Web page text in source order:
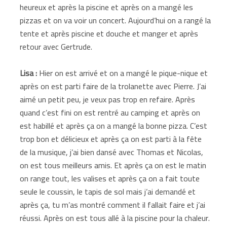
heureux et après la piscine et après on a mangé les
pizzas et on va voir un concert. Aujourd’hui on a rangé la
tente et après piscine et douche et manger et après
retour avec Gertrude.
Lisa :Hier on est arrivé et on a mangé le pique-nique et
après on est parti faire de la trolanette avec Pierre. J’ai
aimé un petit peu, je veux pas trop en refaire. Après
quand c’est fini on est rentré au camping et après on
est habillé et après ça on a mangé la bonne pizza. C’est
trop bon et délicieux et après ça on est parti à la fête
de la musique, j’ai bien dansé avec Thomas et Nicolas,
on est tous meilleurs amis. Et après ça on est le matin
on range tout, les valises et après ça on a fait toute
seule le coussin, le tapis de sol mais j’ai demandé et
après ça, tu m’as montré comment il fallait faire et j’ai
réussi. Après on est tous allé à la piscine pour la chaleur.